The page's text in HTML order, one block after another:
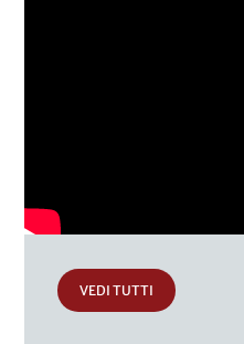
VEDI TUTTI